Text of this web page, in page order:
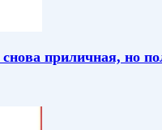
приличная, но